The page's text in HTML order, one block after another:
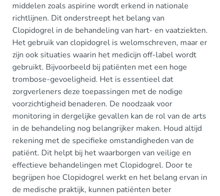
middelen zoals aspirine wordt erkend in nationale
richtlijnen. Dit onderstreept het belang van
Clopidogrel in de behandeling van hart- en vaatziekten.
Het gebruik van clopidogrel is welomschreven, maar er
zijn ook situaties waarin het medicijn off-label wordt
gebruikt. Bijvoorbeeld bij patiënten met een hoge
trombose-gevoeligheid. Het is essentieel dat
zorgverleners deze toepassingen met de nodige
voorzichtigheid benaderen. De noodzaak voor
monitoring in dergelijke gevallen kan de rol van de arts
in de behandeling nog belangrijker maken. Houd altijd
rekening met de specifieke omstandigheden van de
patiënt. Dit helpt bij het waarborgen van veilige en
effectieve behandelingen met Clopidogrel. Door te
begrijpen hoe Clopidogrel werkt en het belang ervan in
de medische praktijk, kunnen patiënten beter